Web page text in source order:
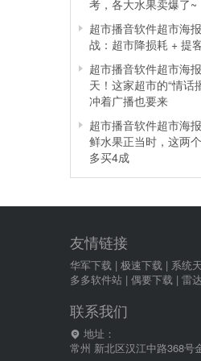
考，各大水果卖爆了~
超市播音软件超市海
战：超市降损耗 + 提
超市播音软件超市海
天！这家超市的“情话
冲着广播也要来
超市播音软件超市海
鲜水果正当时，这两
多买4成
友情链接
华军下载 | 极速下载 | 系统
多多软件站 | 偶要下载 | 雷
联系我们
地址：
常州 新北区汉江中路368号